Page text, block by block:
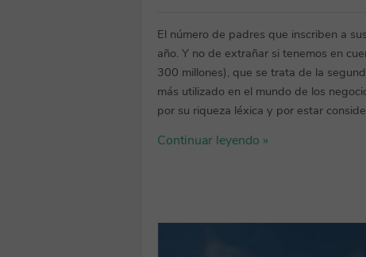
El número de padres que inscriben a
año. Y no de extrañar si tenemos en
300 millones), que se trata de la
más utilizado en el mundo de los
por su riqueza léxica y por estar
Continuar leyendo »